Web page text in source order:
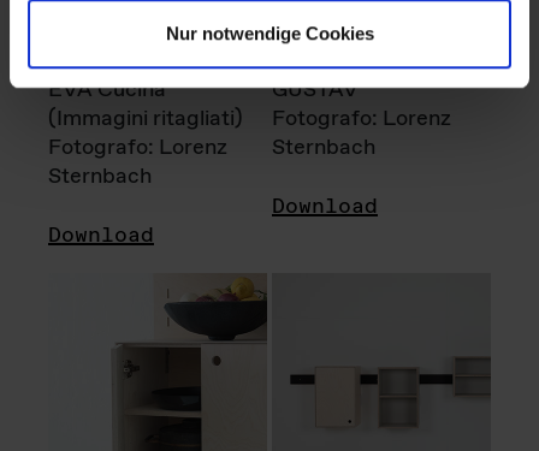
Nur notwendige Cookies
EVA Cucina
(Immagini ritagliati)
Fotografo: Lorenz
Sternbach
Download
GUSTAV
Fotografo: Lorenz
Sternbach
Download